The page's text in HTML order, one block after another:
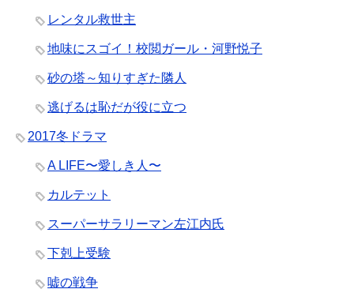
レンタル救世主
地味にスゴイ！校閲ガール・河野悦子
砂の塔～知りすぎた隣人
逃げるは恥だが役に立つ
2017冬ドラマ
A LIFE〜愛しき人〜
カルテット
スーパーサラリーマン左江内氏
下剋上受験
嘘の戦争